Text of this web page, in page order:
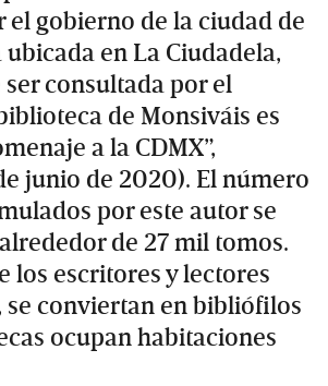
gobierno de la ciudad de
ubicada en La Ciudadela,
consultada por el
de Monsiváis es
a la CDMX”,
junio de 2020). El número
por este autor se
de 27 mil tomos.
los escritores y lectores
se conviertan en bibliófilos
ocupan habitaciones